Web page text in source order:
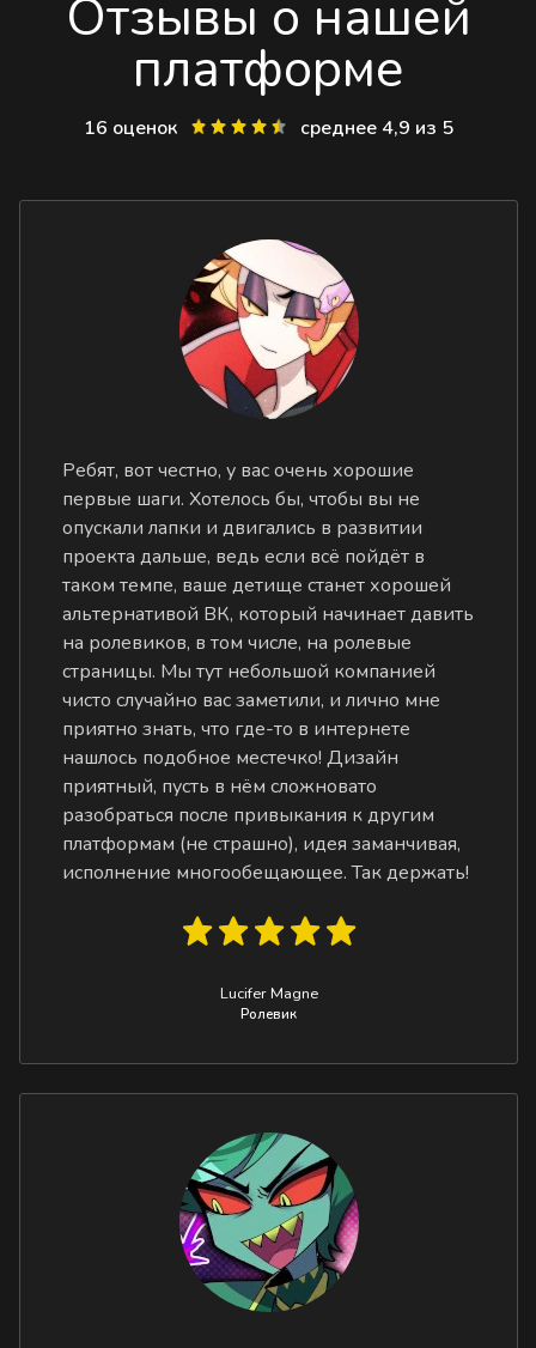
Отзывы о нашей
платформе
16 оценок среднее 4,9 из 5
Ребят, вот честно, у вас очень хорошие
первые шаги. Хотелось бы, чтобы вы не
опускали лапки и двигались в развитии
проекта дальше, ведь если всё пойдёт в
таком темпе, ваше детище станет хорошей
альтернативой ВК, который начинает давить
на ролевиков, в том числе, на ролевые
страницы. Мы тут небольшой компанией
чисто случайно вас заметили, и лично мне
приятно знать, что где-то в интернете
нашлось подобное местечко! Дизайн
приятный, пусть в нём сложновато
разобраться после привыкания к другим
платформам (не страшно), идея заманчивая,
исполнение многообещающее. Так держать!
Lucifer Magne
Ролевик